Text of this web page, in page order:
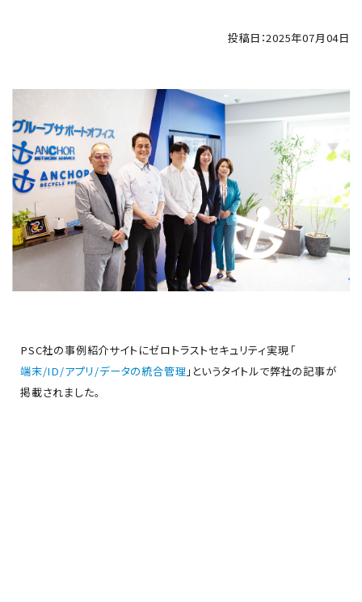
投稿日：2025年07月04日
PSC社の事例紹介サイトにゼロトラストセキュリティ実現「
端末/ID/アプリ/データの統合管理 」というタイトルで弊社の記事が
掲載されました。